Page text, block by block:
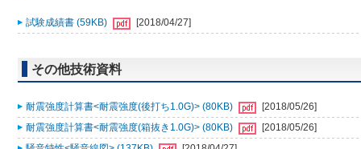
試験成績書 (59KB) [2018/04/27]
その他技術資料
耐震強度計算書<耐震強度(後打ち1.0G)> (80KB)
[2018/05/26]
耐震強度計算書<耐震強度(箱抜き1.0G)> (80KB)
[2018/05/26]